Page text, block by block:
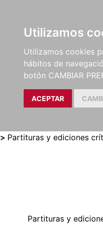
Utilizamos
Utilizamos cookies
hábitos de
botón CAMBIAR
ACEPTAR
LIBROS
MÉTODOS Y
EJERCICIOS
> Partituras y ediciones
Partituras y